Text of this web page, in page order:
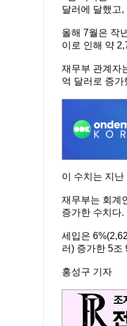
달러에 달했고
올해 7월은 작
이로 인해 약
재무부 관계자
억 달러로 증가
이 수치는 지
재무부는 회계
증가한 수치다.
세입은
러) 증가한 5조
홍성구 기자